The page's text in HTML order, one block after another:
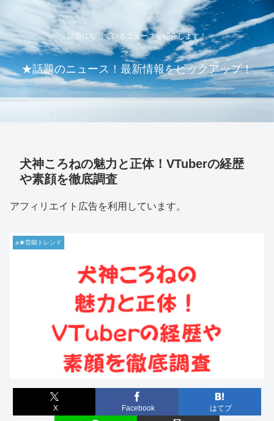
話題になっているニュースを紹介します！
★話題のニュース！最新情報をピックアップ！
犬神ころねの魅力と正体！VTuberの経歴
や素顔を徹底調査
アフィリエイト広告を利用しています。
a★芸能トレンド
X Facebook はてブ